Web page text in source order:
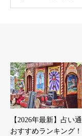
【2026年最新】占い
おすすめランキング